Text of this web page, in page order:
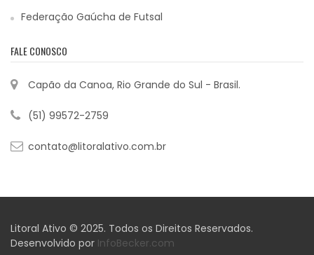
Federação Gaúcha de Futsal
FALE CONOSCO
Capão da Canoa, Rio Grande do Sul - Brasil.
(51) 99572-2759
contato@litoralativo.com.br
Litoral Ativo © 2025. Todos os Direitos Reservados.
Desenvolvido por InfoBecker.com